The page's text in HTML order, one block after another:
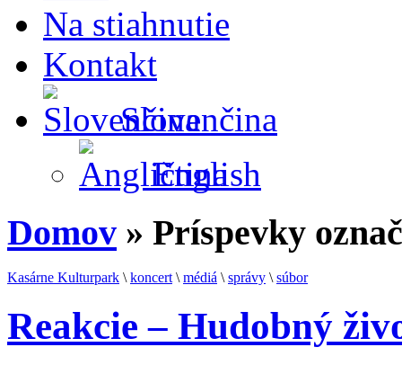
Na stiahnutie
Kontakt
Slovenčina
English
Domov » Príspevky
Kasárne Kulturpark \koncert\médiá \správy \súbor
Reakcie – Hudobný